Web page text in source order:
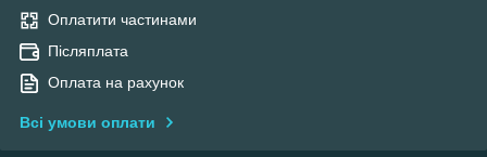
Оплатити частинами
Післяплата
Оплата на рахунок
Всі умови оплати